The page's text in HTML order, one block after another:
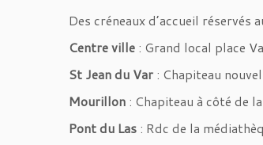
Des créneaux d’accueil réservés
Centre ville : Grand local place
St Jean du Var : Chapiteau
Mourillon : Chapiteau à côté de
Pont du Las : Rdc de la